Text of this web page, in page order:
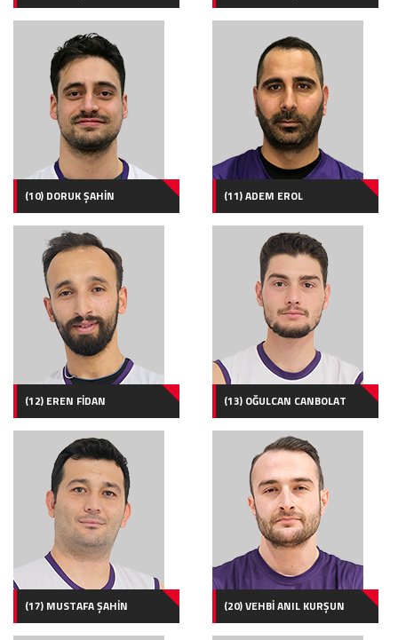
(10) DORUK ŞAHİN (11) ADEM EROL
(12) EREN FİDAN (13) OĞULCAN CANBOLAT
(17) MUSTAFA ŞAHİN (20) VEHBİ ANIL KURŞUN